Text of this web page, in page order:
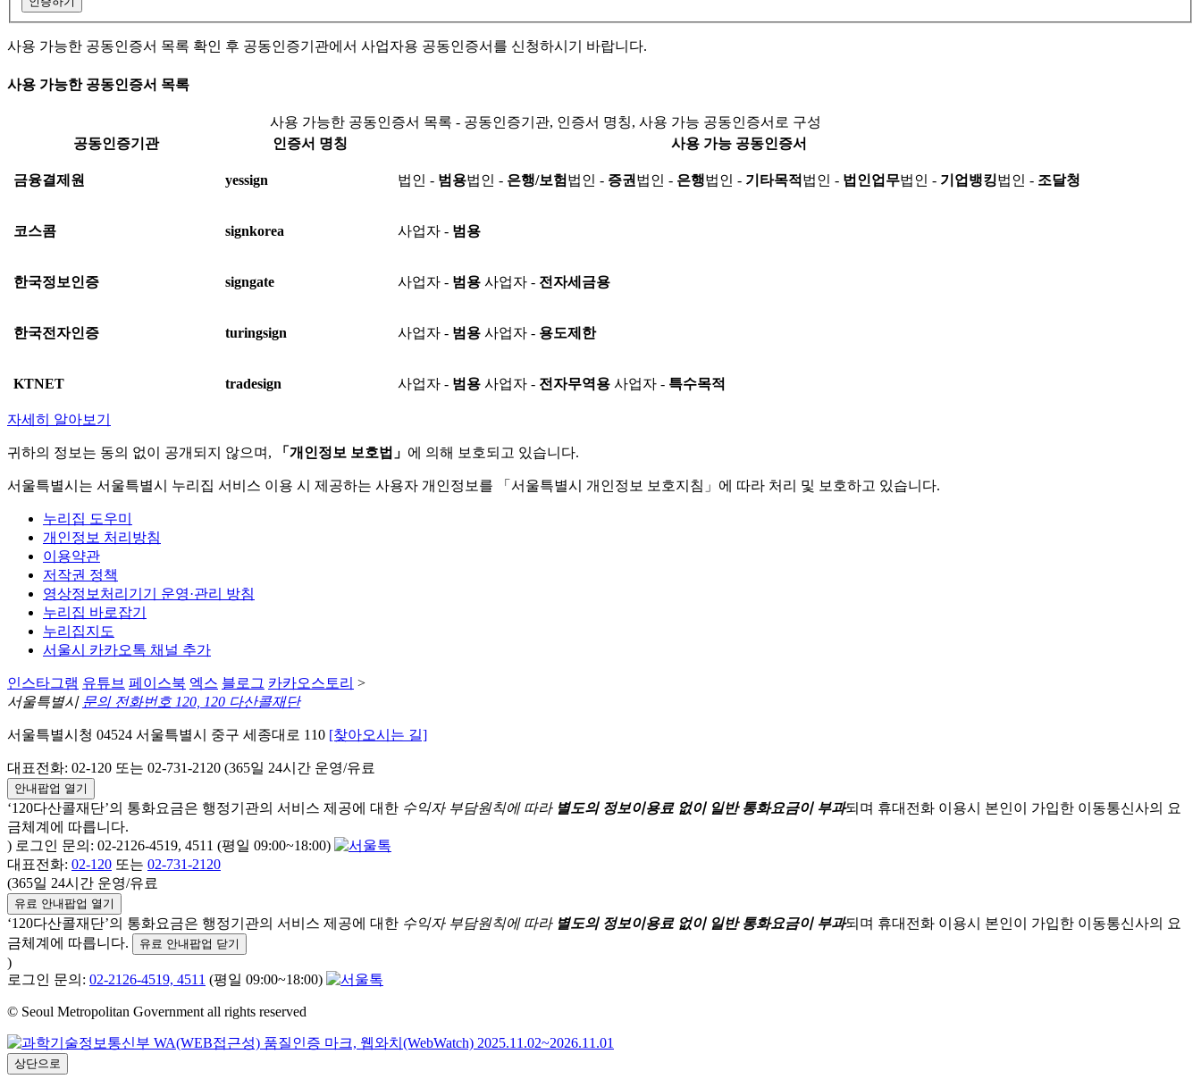
사용 가능한 공동인증서 목록 확인 후 공동인증기관에서 사업자용 공동인증서를 신청하시기 바랍니다.
사용 가능한 공동인증서 목록
사용 가능한 공동인증서 목록 - 공동인증기관, 인증서 명칭, 사용 가능 공동인증서로 구성
공동인증기관
인증서 명칭 사용 가능 공동인증서
금융결제원 yessign 법인 - 범용법인 - 은행/보험 법인 - 증권 법인 - 은행법인 - 기타목적 법인 - 법인업무법인 - 기업뱅킹법인 - 조달청
코스콤 signkorea 사업자 - 범용
한국정보인증 signgate 사업자 - 범용 사업자 - 전자세금용
한국전자인증 turingsign 사업자 - 범용 사업자 - 용도제한
KTNET tradesign 사업자 - 범용 사업자 - 전자무역용 사업자 - 특수목적
자세히 알아보기
귀하의 정보는 동의 없이 공개되지 않으며, 「개인정보 보호법」 에 의해 보호되고 있습니다.
서울특별시는 서울특별시 누리집 서비스 이용 시 제공하는 사용자 개인정보를 「서울특별시 개인정보 보호지침」에 따라 처리 및 보호하고 있습니다.
누리집 도우미
개인정보 처리방침
이용약관
저작권 정책
영상정보처리기기 운영·관리 방침
누리집 바로잡기
누리집지도
서울시 카카오톡 채널 추가
인스타그램 유튜브 페이스북 엑스 블로그 카카오스토리 >
서울특별시 문의 전화번호 120, 120 다산콜재단
서울특별시청 04524 서울특별시 중구 세종대로 110 [찾아오시는 길]
대표전화: 02-120 또는 02-731-2120 (365일 24시간 운영/유료
안내팝업 열기
‘120다산콜재단’의 통화요금은 행정기관의 서비스 제공에 대한 수익자 부담원칙에 따라 별도의 정보이용료 없이 일반 통화요금이 부과되며 휴대전화 이용시 본인이 가입한 이동통신사의 요
금체계에 따릅니다.
) 로그인 문의: 02-2126-4519, 4511 (평일 09:00~18:00)
대표전화: 02-120 또는 02-731-2120
(365일 24시간 운영/유료
유료 안내팝업 열기
‘120다산콜재단’의 통화요금은 행정기관의 서비스 제공에 대한 수익자 부담원칙에 따라 별도의 정보이용료 없이 일반 통화요금이 부과되며 휴대전화 이용시 본인이 가입한 이동통신사의 요
금체계에 따릅니다.
유료 안내팝업 닫기
)
로그인 문의: 02-2126-4519, 4511 (평일 09:00~18:00)
© Seoul Metropolitan Government all rights reserved
상단으로